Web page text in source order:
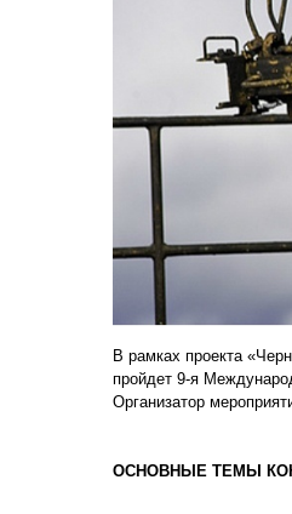
В рамках проекта
пройдет 9-я
Организатор
ОСНОВНЫЕ ТЕМЫ